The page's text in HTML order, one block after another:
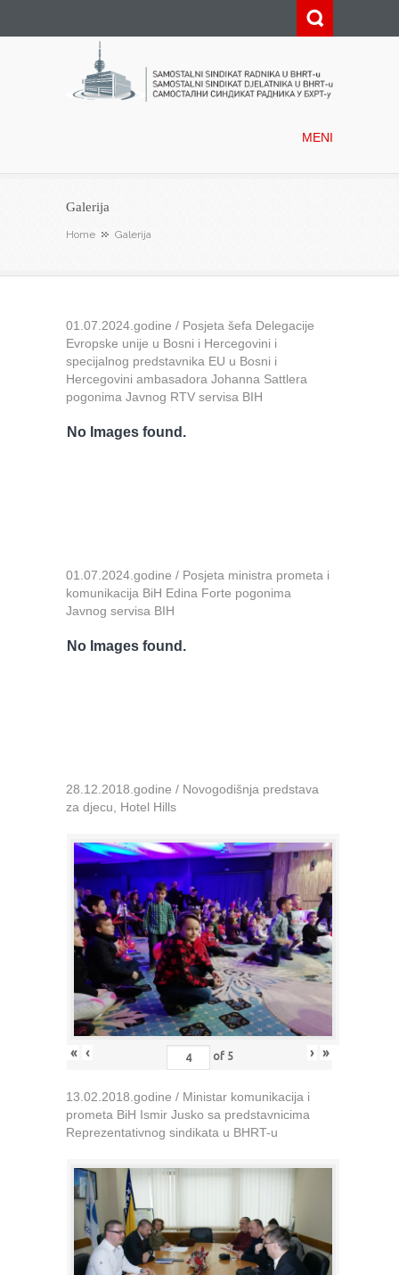
MENI
Galerija
Home Galerija
01.07.2024.godine / Posjeta šefa Delegacije
Evropske unije u Bosni i Hercegovini i
specijalnog predstavnika EU u Bosni i
Hercegovini ambasadora Johanna Sattlera
pogonima Javnog RTV servisa BIH
No Images found.
01.07.2024.godine / Posjeta ministra prometa i
komunikacija BiH Edina Forte pogonima
Javnog servisa BIH
No Images found.
28.12.2018.godine / Novogodišnja predstava
za djecu, Hotel Hills
« ‹ of 5 › »
13.02.2018.godine / Ministar komunikacija i
prometa BiH Ismir Jusko sa predstavnicima
Reprezentativnog sindikata u BHRT-u